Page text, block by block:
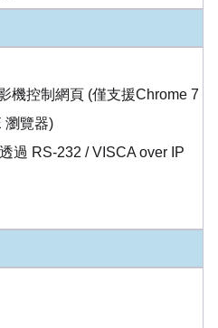
機控制網頁 (僅支援Chrome 7
瀏覽器)
過 RS-232 / VISCA over IP